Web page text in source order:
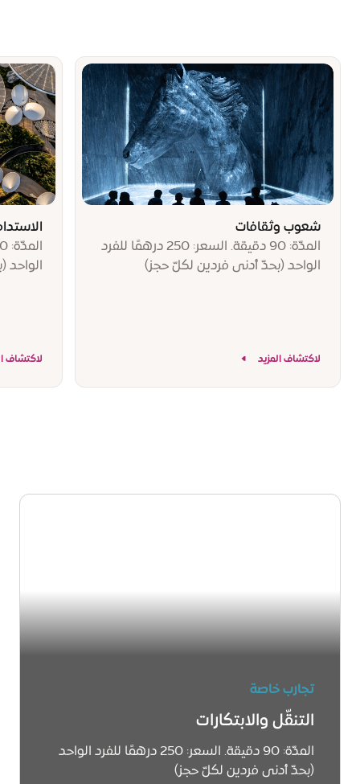
شعوب وثقافات
المدّة: 90 دقيقة. السعر: 250 درهمًا للفرد
الواحد (بحدّ أدنى فردين لكلّ حجز)
لاكتشاف المزيد
الواحد
لاكتشاف
تجارب خاصة
التنقّل والابتكارات
المدّة: 90 دقيقة. السعر: 250 درهمًا للفرد الواحد
(بحدّ أدنى فردين لكلّ حجز)